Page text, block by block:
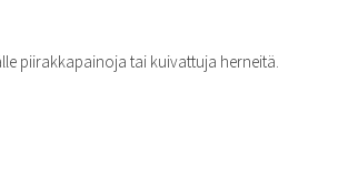
piirakkapainoja tai kuivattuja herneitä.